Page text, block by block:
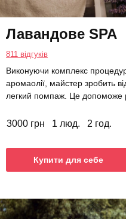
Лавандове SPA
811 відгуків
Виконуючи комплекс
аромаолії, майстер зробить
легкий помпаж. Це допоможе
3000 грн 1 люд. 2 год.
Купити для себе